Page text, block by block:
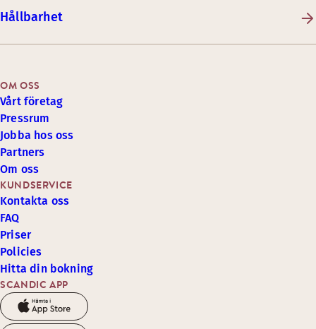
Hållbarhet
SCANDIC APP
KUNDSERVICE
Kontakta oss
FAQ
Priser
Policies
Hitta din bokning
OM OSS
Vårt företag
Pressrum
Jobba hos oss
Partners
Om oss